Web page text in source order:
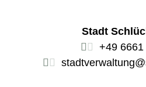
Stadt
+49 6661